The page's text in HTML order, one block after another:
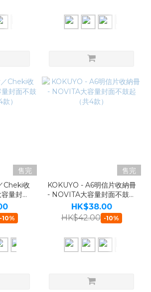
售完
Cheki收
量封面
4款）
-10%
售完
KOKUYO - A6明信片收納冊
- NOVITA大容量封面不鼓起
（共4款）
HK$38.00
HK$42.00 -10%